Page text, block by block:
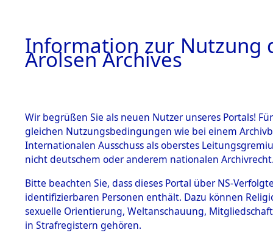
BESTÄNDE
1.
Inhaftierungsdoku
mente
1.2.9 Beim ITS
verwahrte
5Akten
Information zur Nutzung
Arolsen Archives
Wir begrüßen Sie als neuen Nutzer unseres Portals!
gleichen Nutzungsbedingungen wie bei einem
Internationalen Ausschuss als oberstes
nicht deutschem oder anderem nationalen
Bitte beachten Sie, dass dieses Portal über NS-
identifizierbaren Personen enthält. Dazu können
sexuelle Orientierung, Weltanschauung,
in Strafregistern gehören.